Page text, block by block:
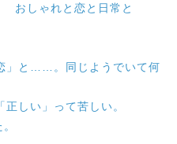
おしゃれと恋と日常と
」と……。同じようでいて何
正しい」って苦しい。